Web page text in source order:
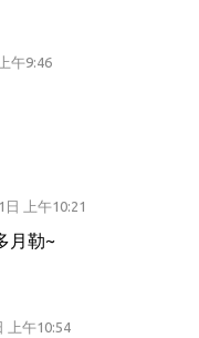
午9:46
日 上午10:21
月勒~
上午10:54